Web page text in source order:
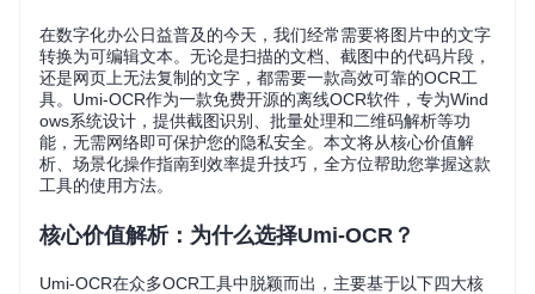
在数字化办公日益普及的今天，我们经常需要将图片中的文字
转换为可编辑文本。无论是扫描的文档、截图中的代码片段，
还是网页上无法复制的文字，都需要一款高效可靠的OCR工
具。Umi-OCR作为一款免费开源的离线OCR软件，专为Wind
ows系统设计，提供截图识别、批量处理和二维码解析等功
能，无需网络即可保护您的隐私安全。本文将从核心价值解
析、场景化操作指南到效率提升技巧，全方位帮助您掌握这款
工具的使用方法。
核心价值解析：为什么选择Umi-OCR？
Umi-OCR在众多OCR工具中脱颖而出，主要基于以下四大核